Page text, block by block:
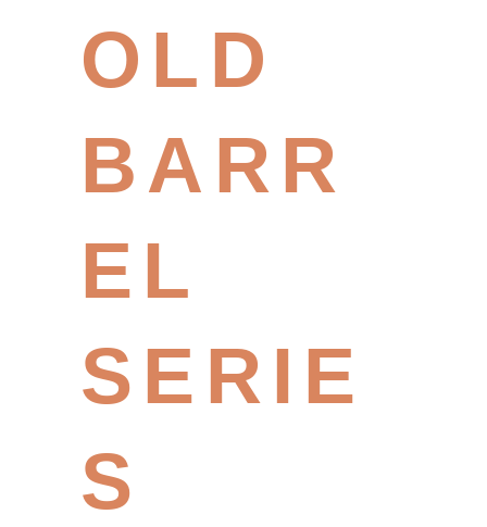
OLD
BARR
EL
SERIE
S